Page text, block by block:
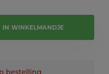
van de mens.
van taal en kunst,
IN WINKELMANDJE
bestelling